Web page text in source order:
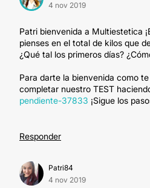
4 nov 2019
Patri bienvenida a Multiestetica
pienses en el total de kilos que
¿Qué tal los primeros días?
Para darte la bienvenida como
completar nuestro TEST
pendiente-37833 ¡Sigue los
Responder
Patri84
4 nov 2019